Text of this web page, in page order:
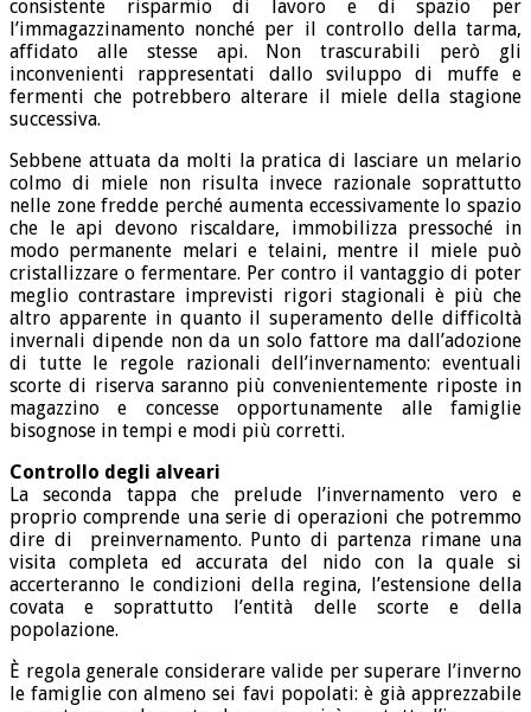
consistente risparmio di lavoro e di spazio per
l’immagazzinamento nonché per il controllo della tarma,
affidato alle stesse api. Non trascurabili però gli
inconvenienti rappresentati dallo sviluppo di muffe e
fermenti che potrebbero alterare il miele della stagione
successiva.
Sebbene attuata da molti la pratica di lasciare un melario
colmo di miele non risulta invece razionale soprattutto
nelle zone fredde perché aumenta eccessivamente lo spazio
che le api devono riscaldare, immobilizza pressoché in
modo permanente melari e telaini, mentre il miele può
cristallizzare o fermentare. Per contro il vantaggio di poter
meglio contrastare imprevisti rigori stagionali è più che
altro apparente in quanto il superamento delle difficoltà
invernali dipende non da un solo fattore ma dall’adozione
di tutte le regole razionali dell’invernamento: eventuali
scorte di riserva saranno più convenientemente riposte in
magazzino e concesse opportunamente alle famiglie
bisognose in tempi e modi più corretti.
Controllo degli alveari
La seconda tappa che prelude l’invernamento vero e
proprio comprende una serie di operazioni che potremmo
dire di preinvernamento. Punto di partenza rimane una
visita completa ed accurata del nido con la quale si
accerteranno le condizioni della regina, l’estensione della
covata e soprattutto l’entità delle scorte e della
popolazione.
È regola generale considerare valide per superare l’inverno
le famiglie con almeno sei favi popolati: è già apprezzabile